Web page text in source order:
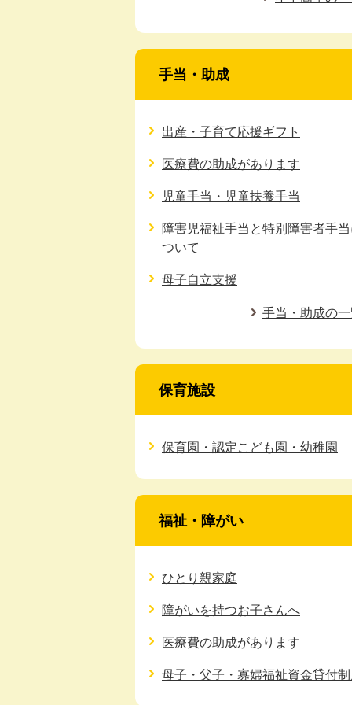
手当・助成
出産・子育て応援ギフト
医療費の助成があります
児童手当・児童扶養手当
障害児福祉手当と特別障害者手
ついて
母子自立支援
手当・助成の
保育施設
保育園・認定こども園・幼稚園
福祉・障がい
ひとり親家庭
障がいを持つお子さんへ
医療費の助成があります
母子・父子・寡婦福祉資金貸付